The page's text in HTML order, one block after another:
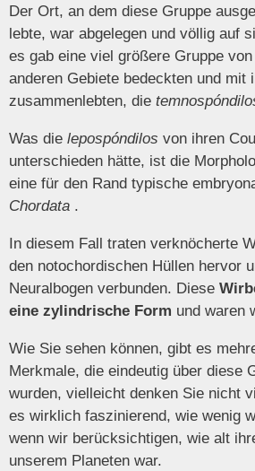
Der Ort, an dem diese Gruppe
lebte, war abgelegen und völlig auf
es gab eine viel größere Gruppe
anderen Gebiete bedeckten und mit
zusammenlebten, die
Was die lepospóndilos von ihren
unterschieden hätte, ist die
eine für den Rand typische
Chordata .
In diesem Fall traten verknöcherte
den notochordischen Hüllen hervor
Neuralbogen verbunden. Diese
eine zylindrische Form und waren
Wie Sie sehen können, gibt es
Merkmale, die eindeutig über diese
wurden, vielleicht denken Sie nicht
es wirklich faszinierend, wie wenig
wenn wir berücksichtigen, wie alt
unserem Planeten war.